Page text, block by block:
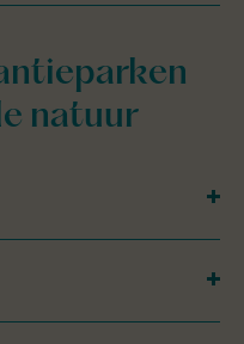
natuur